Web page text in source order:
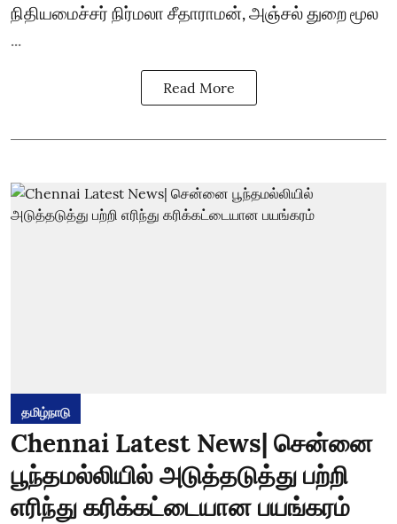
நிதியமைச்சர் நிர்மலா சீதாராமன், அஞ்சல் துறை மூல
Read More
தமிழ்நாடு
Chennai Latest News| சென்னை
பூந்தமல்லியில் அடுத்தடுத்து பற்றி
எரிந்து கரிக்கட்டையான பயங்கரம்